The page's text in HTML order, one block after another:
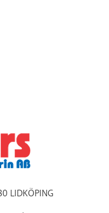
LIDKÖPING